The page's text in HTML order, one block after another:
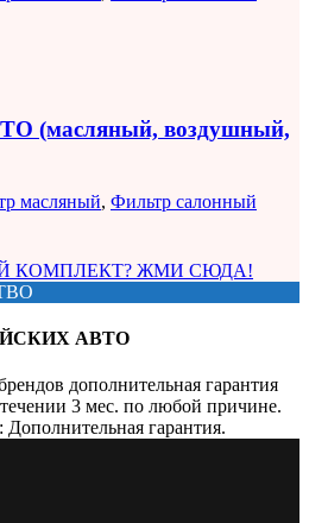
(масляный, воздушный,
масляный, Фильтр салонный
КОМПЛЕКТ? ЖМИ СЮДА!
АВТО
дополнительная гарантия
3 мес. по любой причине.
гарантия.